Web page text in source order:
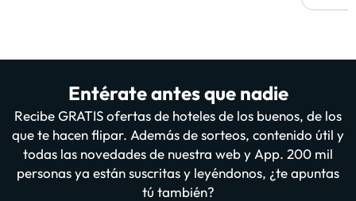
Entérate antes que nadie
Recibe GRATIS ofertas de hoteles de los buenos, de los
que te hacen flipar. Además de sorteos, contenido útil y
todas las novedades de nuestra web y App. 200 mil
personas ya están suscritas y leyéndonos, ¿te apuntas
tú también?